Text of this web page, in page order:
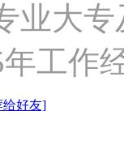
业大
工作
给好友]